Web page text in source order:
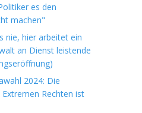
es den
machen"
nie, hier arbeitet ein
an Dienst leistende
2024: Die
Rechten ist